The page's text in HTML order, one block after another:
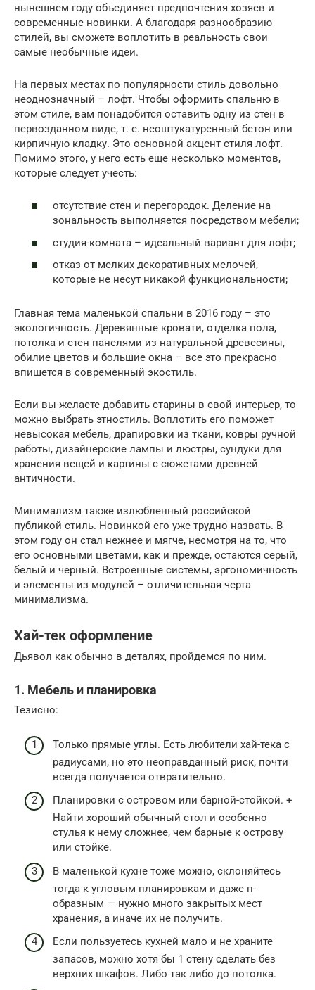
нынешнем году объединяет предпочтения хозяев и
современные новинки. А благодаря разнообразию
стилей, вы сможете воплотить в реальность свои
самые необычные идеи.
На первых местах по популярности стиль довольно
неоднозначный – лофт. Чтобы оформить спальню в
этом стиле, вам понадобится оставить одну из стен в
первозданном виде, т. е. неоштукатуренный бетон или
кирпичную кладку. Это основной акцент стиля лофт.
Помимо этого, у него есть еще несколько моментов,
которые следует учесть:
отсутствие стен и перегородок. Деление на
зональность выполняется посредством мебели;
студия-комната – идеальный вариант для лофт;
отказ от мелких декоративных мелочей,
которые не несут никакой функциональности;
Главная тема маленькой спальни в 2016 году – это
экологичность. Деревянные кровати, отделка пола,
потолка и стен панелями из натуральной древесины,
обилие цветов и большие окна – все это прекрасно
впишется в современный экостиль.
Если вы желаете добавить старины в свой интерьер, то
можно выбрать этностиль. Воплотить его поможет
невысокая мебель, драпировки из ткани, ковры ручной
работы, дизайнерские лампы и люстры, сундуки для
хранения вещей и картины с сюжетами древней
античности.
Минимализм также излюбленный российской
публикой стиль. Новинкой его уже трудно назвать. В
этом году он стал нежнее и мягче, несмотря на то, что
его основными цветами, как и прежде, остаются серый,
белый и черный. Встроенные системы, эргономичность
и элементы из модулей – отличительная черта
минимализма.
Хай-тек оформление
Дьявол как обычно в деталях, пройдемся по ним.
1. Мебель и планировка
Тезисно:
Только прямые углы. Есть любители хай-тека с
радиусами, но это неоправданный риск, почти
всегда получается отвратительно.
Планировки с островом или барной-стойкой. +
Найти хороший обычный стол и особенно
стулья к нему сложнее, чем барные к острову
или стойке.
В маленькой кухне тоже можно, склоняйтесь
тогда к угловым планировкам и даже п-
образным — нужно много закрытых мест
хранения, а иначе их не получить.
Если пользуетесь кухней мало и не храните
запасов, можно хотя бы 1 стену сделать без
верхних шкафов. Либо так либо до потолка.